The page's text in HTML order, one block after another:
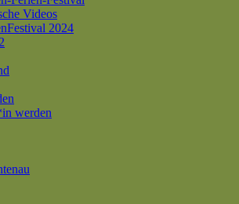
Videos
2024
werden